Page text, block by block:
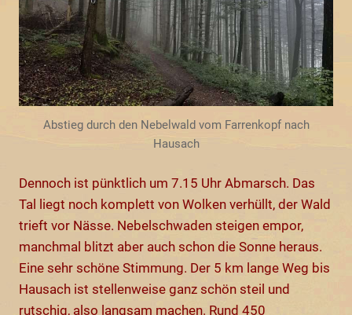
Abstieg durch den Nebelwald vom Farrenkopf nach
Hausach
Dennoch ist pünktlich um 7.15 Uhr Abmarsch. Das
Tal liegt noch komplett von Wolken verhüllt, der Wald
trieft vor Nässe. Nebelschwaden steigen empor,
manchmal blitzt aber auch schon die Sonne heraus.
Eine sehr schöne Stimmung. Der 5 km lange Weg bis
Hausach ist stellenweise ganz schön steil und
rutschig, also langsam machen. Rund 450